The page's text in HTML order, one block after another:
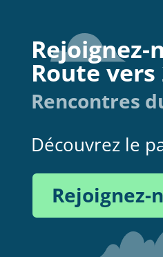
Rejoignez-
Route vers
Rencontres
Découvrez le
Rejoignez-